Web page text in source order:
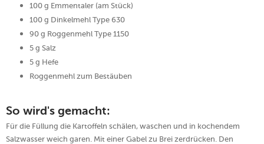
100 g Emmentaler (am Stück)
100 g Dinkelmehl Type 630
90 g Roggenmehl Type 1150
5 g Salz
5 g Hefe
Roggenmehl zum Bestäuben
So wird's gemacht:
Für die Füllung die Kartoffeln schälen, waschen und in kochendem
Salzwasser weich garen. Mit einer Gabel zu Brei zerdrücken. Den